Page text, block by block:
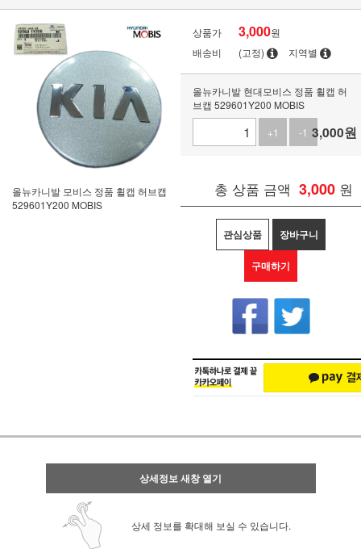
올뉴카니발 모비스 정품 휠캡 허브캡
529601Y200 MOBIS
상품가 3,000원
배송비
(고정) 지역별
올뉴카니발 현대모비스 정품 휠캡 허
브캡 529601Y200 MOBIS
+1
-1 3,000원
총 상품 금액 3,000 원
관심상품 장바구니
구매하기
상세정보 새창 열기
상세 정보를 확대해 보실 수 있습니다.